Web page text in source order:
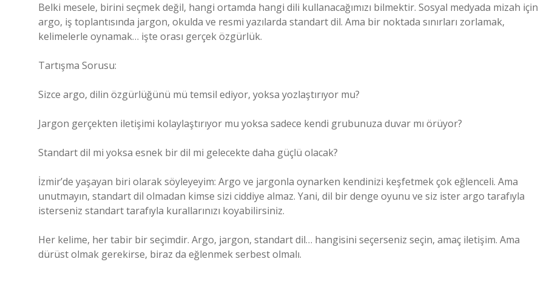
Belki mesele, birini seçmek değil, hangi ortamda hangi dili kullanacağımızı bilmektir. Sosyal medyada mizah için
argo, iş toplantısında jargon, okulda ve resmi yazılarda standart dil. Ama bir noktada sınırları zorlamak,
kelimelerle oynamak… işte orası gerçek özgürlük.
Tartışma Sorusu:
Sizce argo, dilin özgürlüğünü mü temsil ediyor, yoksa yozlaştırıyor mu?
Jargon gerçekten iletişimi kolaylaştırıyor mu yoksa sadece kendi grubunuza duvar mı örüyor?
Standart dil mi yoksa esnek bir dil mi gelecekte daha güçlü olacak?
İzmir’de yaşayan biri olarak söyleyeyim: Argo ve jargonla oynarken kendinizi keşfetmek çok eğlenceli. Ama
unutmayın, standart dil olmadan kimse sizi ciddiye almaz. Yani, dil bir denge oyunu ve siz ister argo tarafıyla
isterseniz standart tarafıyla kurallarınızı koyabilirsiniz.
Her kelime, her tabir bir seçimdir. Argo, jargon, standart dil… hangisini seçerseniz seçin, amaç iletişim. Ama
dürüst olmak gerekirse, biraz da eğlenmek serbest olmalı.